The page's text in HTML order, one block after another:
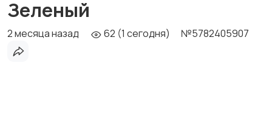
Зеленый
2 месяца назад 62 (1 сегодня) №5782405907